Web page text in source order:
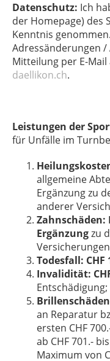
Datenschutz: Ich
der Homepage) des
Kenntnis genommen.
Adressänderungen
Mitteilung per E-Mail
daellikon.ch.
Leistungen der
für Unfälle im
allgemeine
Ergänzung zu
anderer
Zahnschäden:
Ergänzungzu
Todesfall: CHF
Invalidität:
Entschädigung;
an Reparatur
ersten CHF
ab CHF 701.-
Maximum von